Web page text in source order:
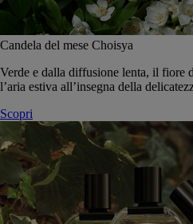
Candela del mese Choisya
Verde e dalla diffusione lenta, il fiore
l’aria estiva all’insegna della
Scopri